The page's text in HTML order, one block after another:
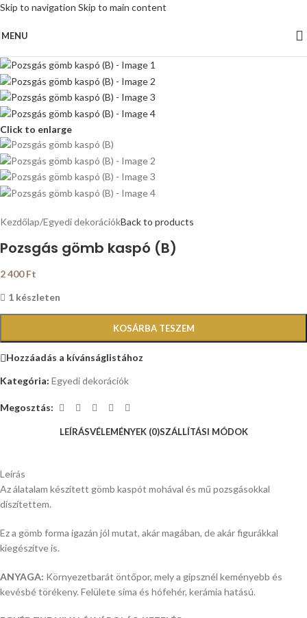
Skip to navigation Skip to main content
MENU
Click to enlarge
Kezdőlap/Egyedi dekorációkBack to products
Pozsgás gömb kaspó (B)
2 400Ft
1 készleten
KOSÁRBA TESZEM
Hozzáadás a kívánságlistához
Kategória: Egyedi dekorációk
Megosztás:
LEÍRÁSVÉLEMÉNYEK (0)SZÁLLÍTÁSI MÓDOK
Leírás
Az álatalam készített gömb kaspót mohával és mű pozsgásokkal
díszítettem.
Ez a gömb forma igazán jól mutat, akár magában, de akár figurákkal
kiegészítve is.
ANYAGA: Környezetbarát öntőpor, mely a gipsznél keményebb és
kevésbé törékeny. Felülete sima és hófehér, kerámia hatású.